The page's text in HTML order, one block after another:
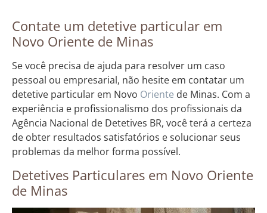
Contate um detetive particular em
Novo Oriente de Minas
Se você precisa de ajuda para resolver um caso
pessoal ou empresarial, não hesite em contatar um
detetive particular em Novo Oriente de Minas. Com a
experiência e profissionalismo dos profissionais da
Agência Nacional de Detetives BR, você terá a certeza
de obter resultados satisfatórios e solucionar seus
problemas da melhor forma possível.
Detetives Particulares em Novo Oriente
de Minas